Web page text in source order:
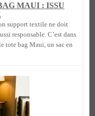
MAUI : ISSU
support textile ne doit
responsable. C’est dans
tote bag Maui, un sac en